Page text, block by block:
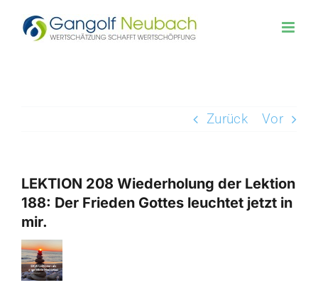
Inhalt
Zurück Vor
LEKTION 208 Wiederholung der Lektion
188: Der Frieden Gottes leuchtet jetzt in
mir.
Zeige
grösseres